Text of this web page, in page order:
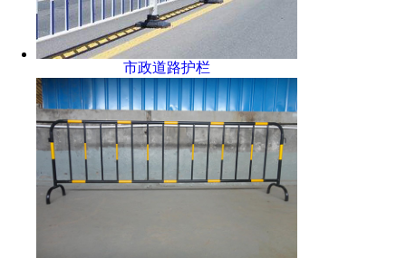
市政道路护栏